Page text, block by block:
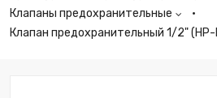
Клапаны предохранительные
Клапан предохранительный 1/2" (НР-